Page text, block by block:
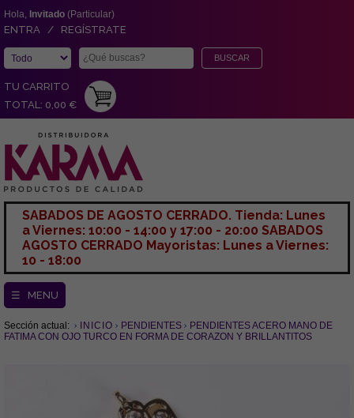
Hola, Invitado (Particular)
ENTRA / REGÍSTRATE
TU CARRITO
TOTAL: 0,00 €
SABADOS DE AGOSTO CERRADO. Tienda: Lunes
a Viernes: 10:00 - 14:00 y 17:00 - 20:00 SABADOS
AGOSTO CERRADO Mayoristas: Lunes a Viernes:
10 - 18:00
☰ MENU
Sección actual: INICIO PENDIENTES
PENDIENTES ACERO MANO DE
FATIMA CON OJO TURCO EN FORMA DE CORAZON Y BRILLANTITOS